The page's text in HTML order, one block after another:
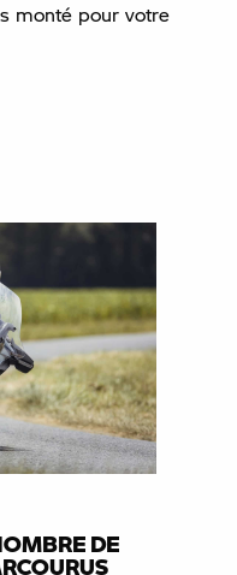
monté pour votre
DE